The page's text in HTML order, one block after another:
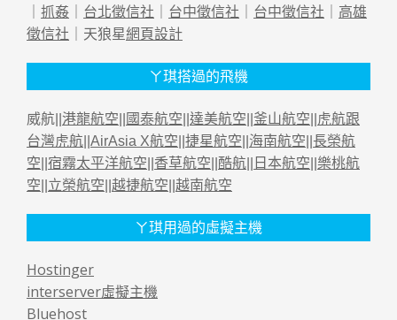
抓姦 台北徵信社 台中徵信社 台中徵信社
高雄
徵信社 ｜天狼星網頁設計
ㄚ琪搭過的飛機
威航|| 港龍航空 國泰航空 達美航空 釜山航空
虎航跟
台灣虎航 AirAsia X航空 捷星航空 海南航空 長榮航
空 宿霧太平洋航空 香草航空 酷航 日本航空 樂桃航
空 立榮航空 越捷航空 越南航空
ㄚ琪用過的虛擬主機
Hostinger
interserver虛擬主機
Bluehost